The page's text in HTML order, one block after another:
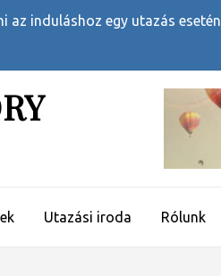
az induláshoz egy utazás esetén
Utazási iroda Rólunk